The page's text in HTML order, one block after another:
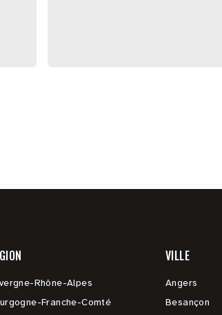
Rhône-Alpes
Franche-Comté
VILLE
Angers
Besançon